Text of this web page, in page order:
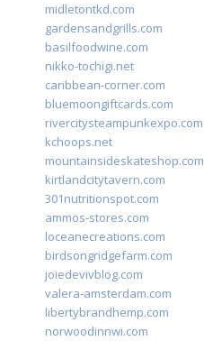
midletontkd.com
gardensandgrills.com
basilfoodwine.com
nikko-tochigi.net
caribbean-corner.com
bluemoongiftcards.com
rivercitysteampunkexpo.com
kchoops.net
mountainsideskateshop.com
kirtlandcitytavern.com
301nutritionspot.com
ammos-stores.com
loceanecreations.com
birdsongridgefarm.com
joiedevivblog.com
valera-amsterdam.com
libertybrandhemp.com
norwoodinnwi.com